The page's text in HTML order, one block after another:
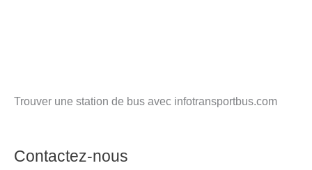
Trouver une station de bus avec infotransportbus.com
Contactez-nous